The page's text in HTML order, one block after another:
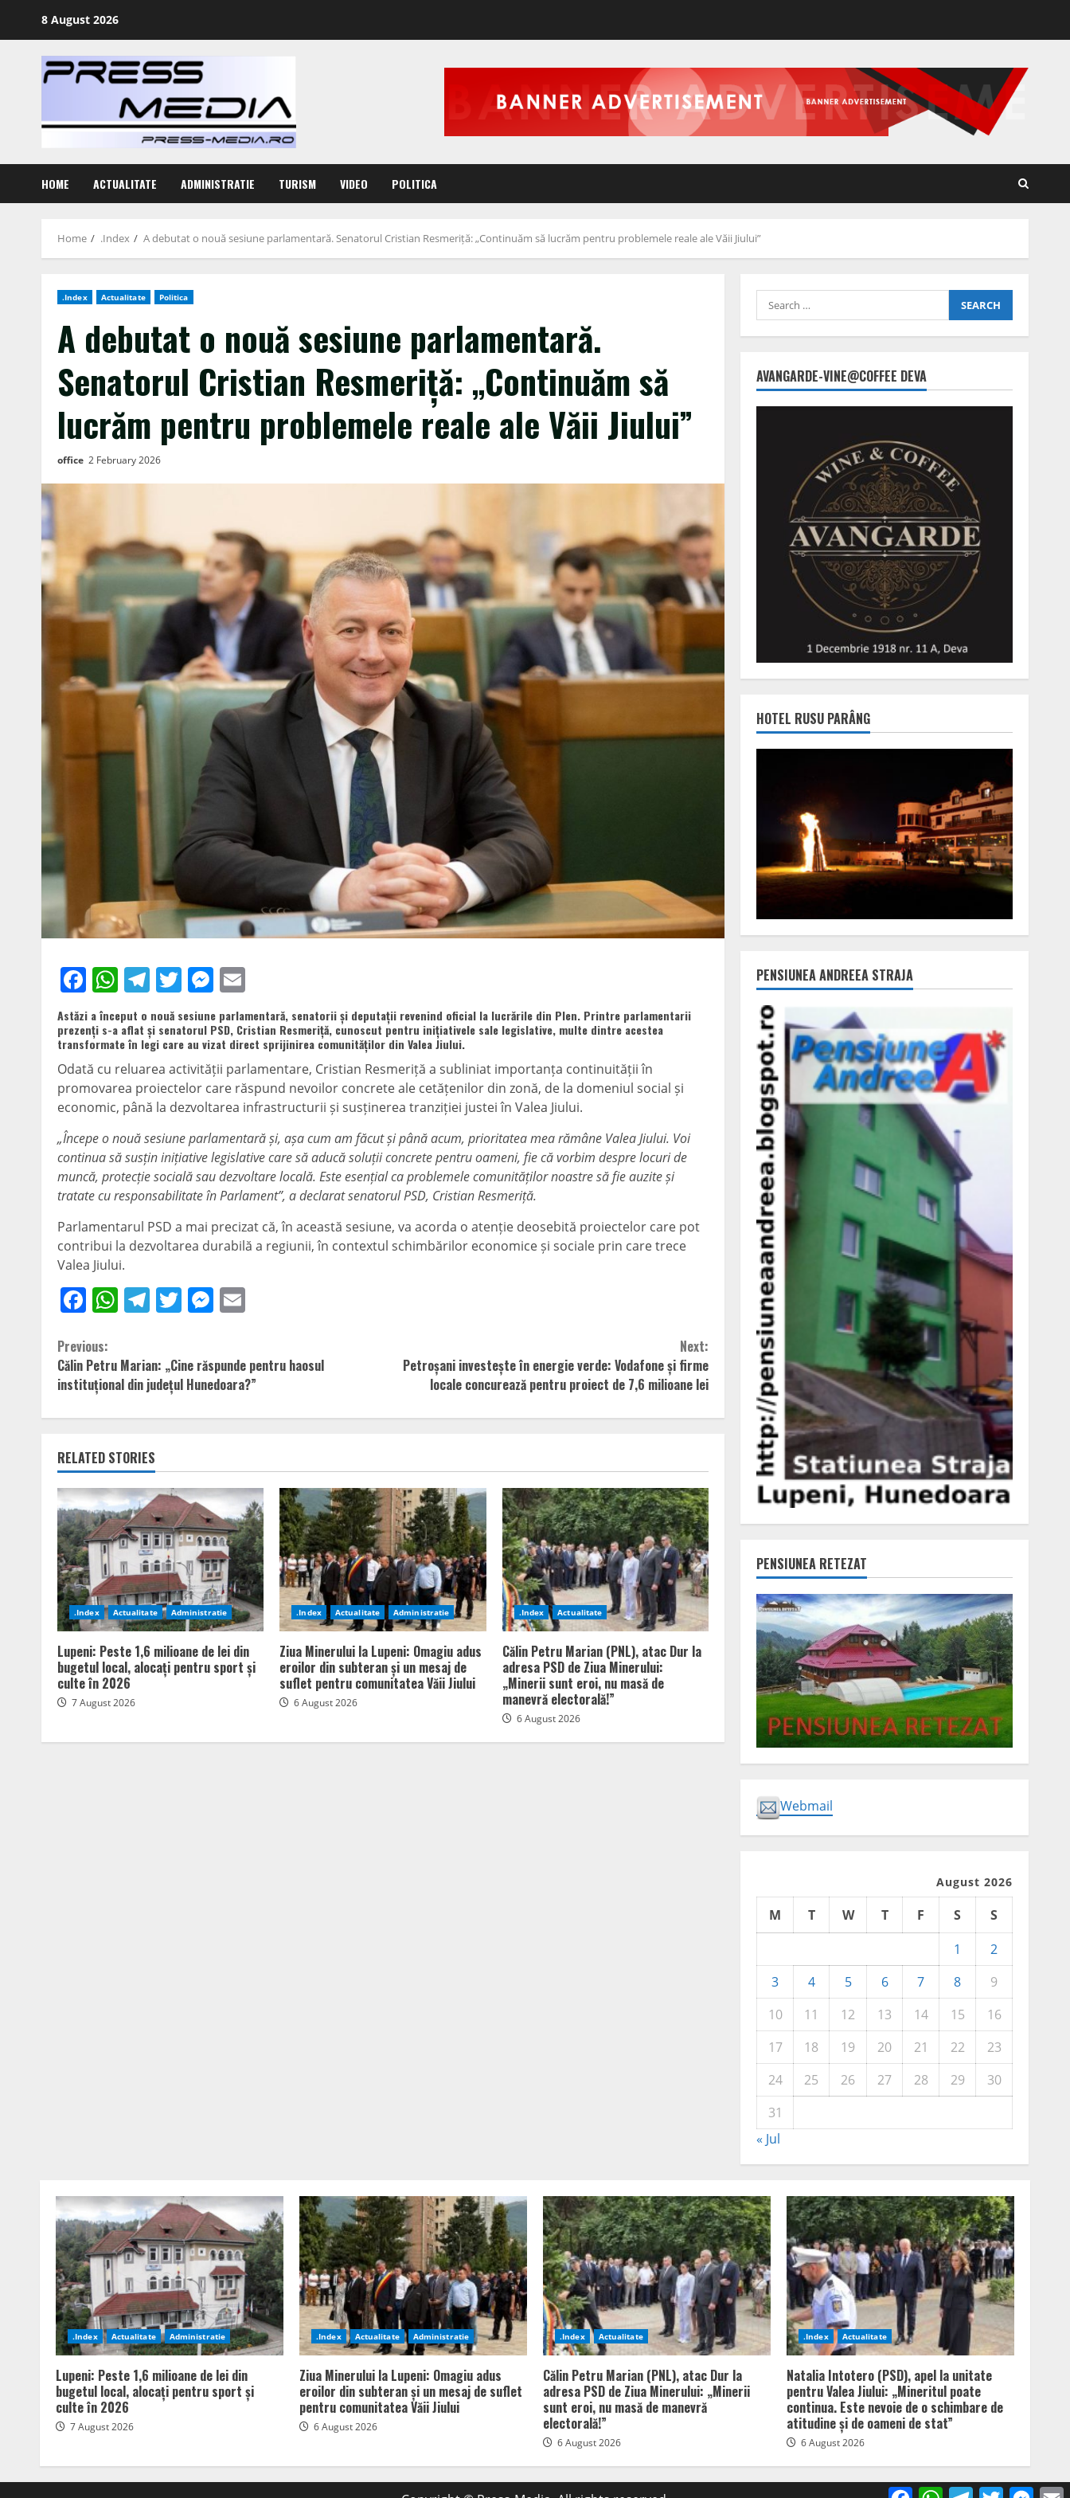
8 August 2026
HOME ACTUALITATE ADMINISTRATIE TURISM VIDEO POLITICA
Home .Index A debutat o nouă sesiune parlamentară. Senatorul Cristian Resmeriță: „Continuăm să lucrăm pentru problemele reale ale Văii Jiului”
.Index Actualitate Politica
A debutat o nouă sesiune parlamentară.
Senatorul Cristian Resmeriță: „Continuăm să
lucrăm pentru problemele reale ale Văii Jiului”
office 2 February 2026
Facebook
WhatsApp
Telegram
TwitterMessenger
Astăzi a început o nouă sesiune parlamentară, senatorii și deputații revenind oficial la lucrările din Plen. Printre parlamentarii
prezenți s-a aflat și senatorul PSD, Cristian Resmeriță, cunoscut pentru inițiativele sale legislative, multe dintre acestea
transformate în legi care au vizat direct sprijinirea comunităților din Valea Jiului.
Odată cu reluarea activității parlamentare, Cristian Resmeriță a subliniat importanța continuității în
promovarea proiectelor care răspund nevoilor concrete ale cetățenilor din zonă, de la domeniul social și
economic, până la dezvoltarea infrastructurii și susținerea tranziției justei în Valea Jiului.
„Începe o nouă sesiune parlamentară și, așa cum am făcut și până acum, prioritatea mea rămâne Valea Jiului. Voi
continua să susțin inițiative legislative care să aducă soluții concrete pentru oameni, fie că vorbim despre locuri de
muncă, protecție socială sau dezvoltare locală. Este esențial ca problemele comunităților noastre să fie auzite și
tratate cu responsabilitate în Parlament”, a declarat senatorul PSD, Cristian Resmeriță.
Parlamentarul PSD a mai precizat că, în această sesiune, va acorda o atenție deosebită proiectelor care pot
contribui la dezvoltarea durabilă a regiunii, în contextul schimbărilor economice și sociale prin care trece
Valea Jiului.
Facebook
WhatsApp
Telegram
TwitterMessenger
Continue
Reading
Previous:
Călin Petru Marian: „Cine răspunde pentru haosul
instituțional din județul Hunedoara?”
Next:
Petroșani investește în energie verde: Vodafone și firme
locale concurează pentru proiect de 7,6 milioane lei
RELATED STORIES
.Index Actualitate Administratie
Lupeni: Peste 1,6 milioane de lei din
bugetul local, alocați pentru sport și
culte în 2026
7 August 2026
.Index Actualitate Administratie
Ziua Minerului la Lupeni: Omagiu adus
eroilor din subteran și un mesaj de
suflet pentru comunitatea Văii Jiului
6 August 2026
.Index Actualitate
Călin Petru Marian (PNL), atac Dur la
adresa PSD de Ziua Minerului:
„Minerii sunt eroi, nu masă de
manevră electorală!”
6 August 2026
Search
for:
AVANGARDE-VINE@COFFEE DEVA
HOTEL RUSU PARÂNG
PENSIUNEA ANDREEA STRAJA
PENSIUNEA RETEZAT
Webmail
August 2026
M T W T F S
S
1
2
3
4 5 6 7 8
9
10
11 12 13 14 15
16
17
18 19 20 21 22
23
24
25 26 27 28 29
30
31
« Jul
.Index Actualitate Administratie
Lupeni: Peste 1,6 milioane de lei din
bugetul local, alocați pentru sport și
culte în 2026
7 August 2026
.Index Actualitate Administratie
Ziua Minerului la Lupeni: Omagiu adus
eroilor din subteran și un mesaj de suflet
pentru comunitatea Văii Jiului
6 August 2026
.Index Actualitate
Călin Petru Marian (PNL), atac Dur la
adresa PSD de Ziua Minerului: „Minerii
sunt eroi, nu masă de manevră
electorală!”
6 August 2026
.Index Actualitate
Natalia Intotero (PSD), apel la unitate
pentru Valea Jiului: „Mineritul poate
continua. Este nevoie de o schimbare de
atitudine și de oameni de stat”
6 August 2026
FacebookWhatsAppTelegram
Twitter